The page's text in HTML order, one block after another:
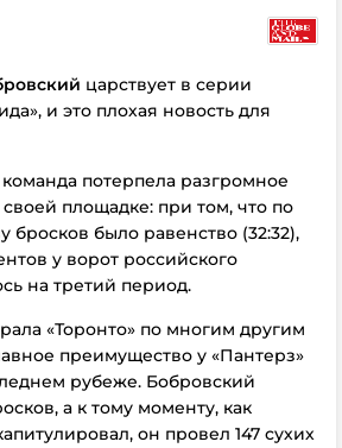
царствует в серии
и это плохая новость для
потерпела разгромное
площадке: при том, что по
бросков было равенство (32:32),
у ворот российского
на третий период.
«Торонто» по многим другим
преимущество у «Пантерз»
рубеже. Бобровский
а к тому моменту, как
он провел 147 сухих